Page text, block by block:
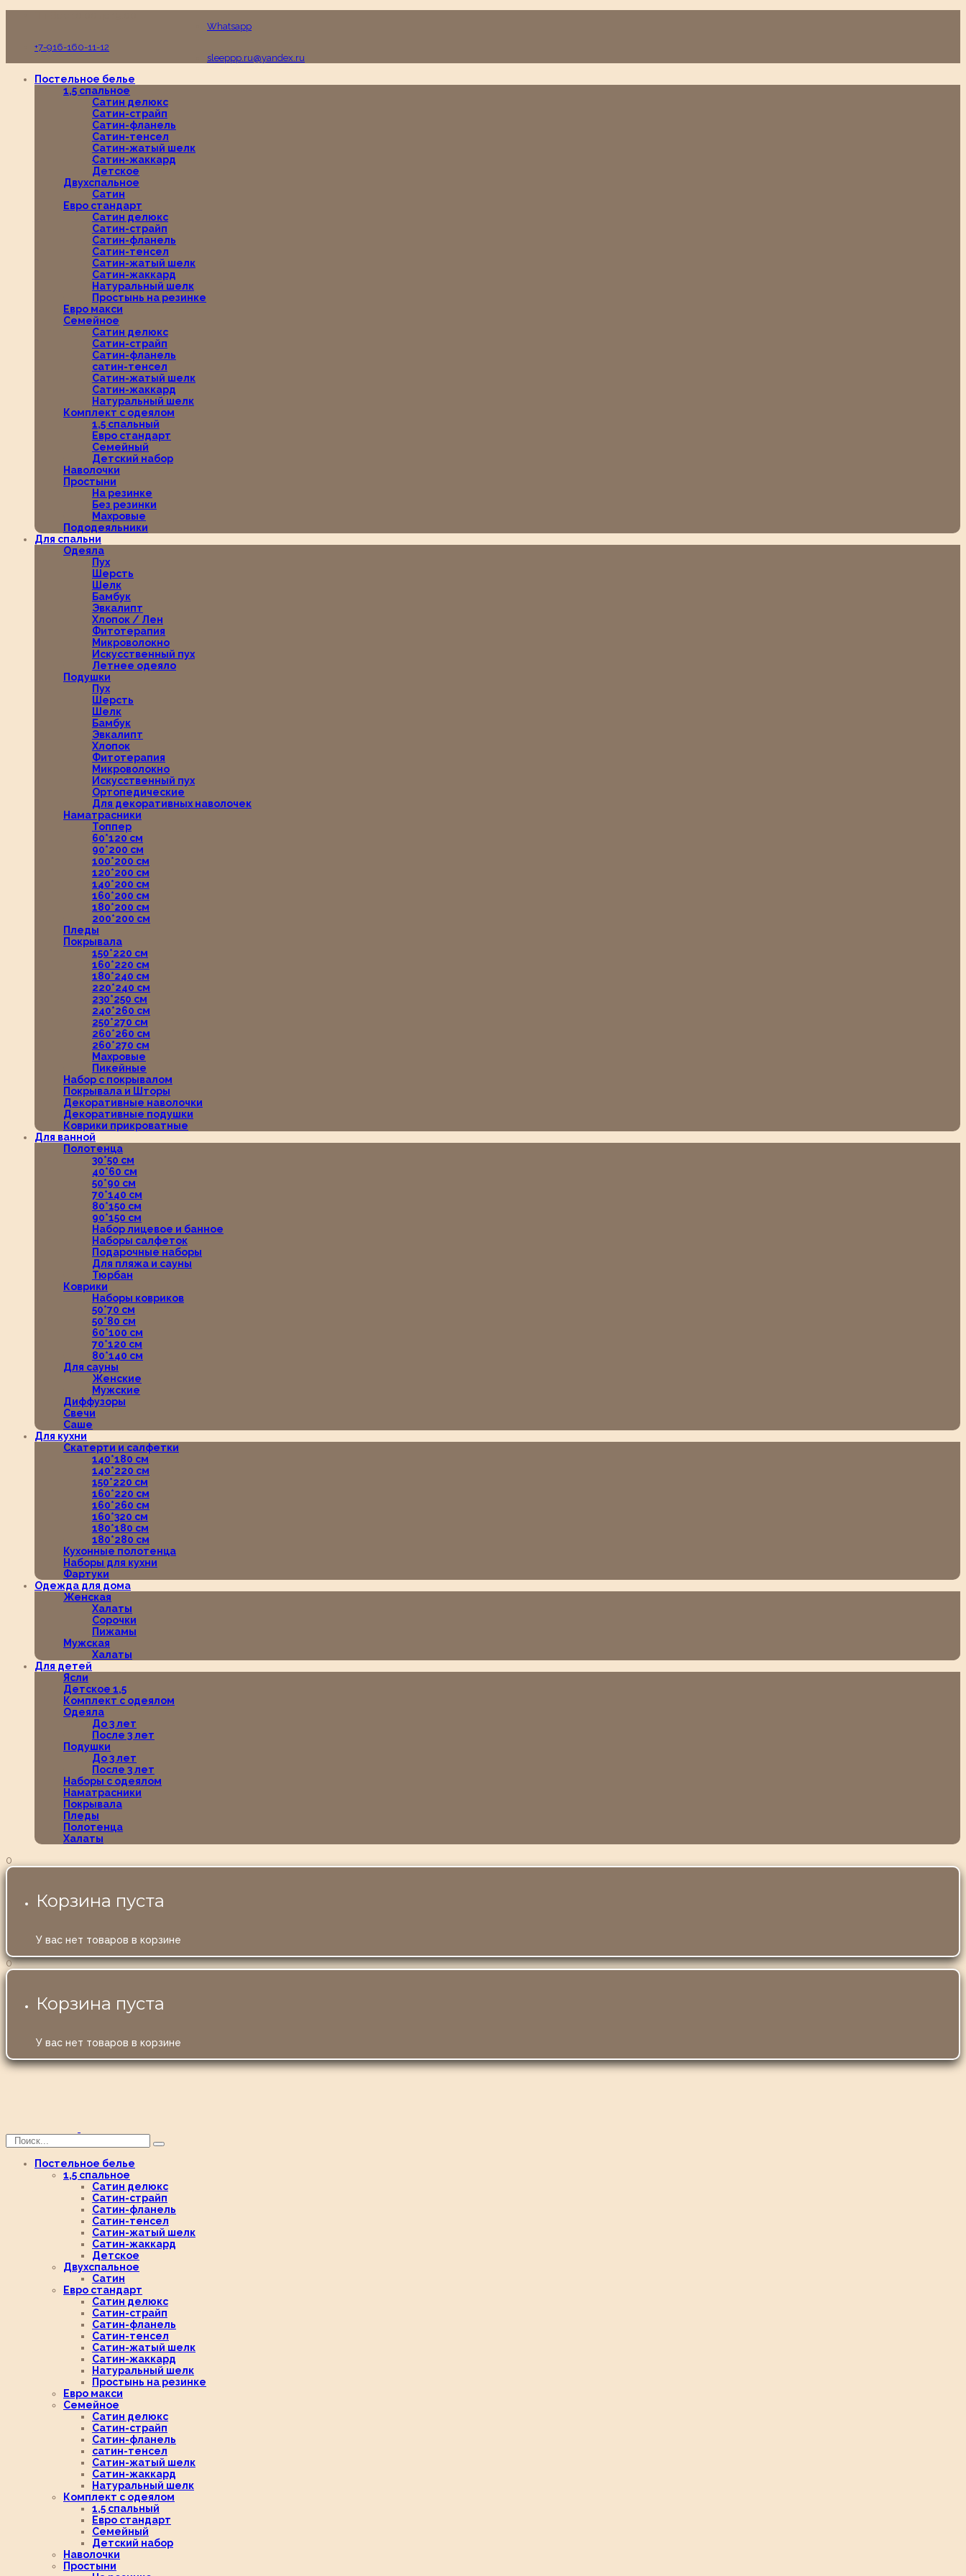
Whatsapp
+7-916-160-11-12
sleeppp.ru@yandex.ru
Постельное белье
1,5 спальное
Сатин делюкс
Сатин-страйп
Сатин-фланель
Сатин-тенсел
Сатин-жатый шелк
Сатин-жаккард
Детское
Двухспальное
Сатин
Евро стандарт
Сатин делюкс
Сатин-страйп
Сатин-фланель
Сатин-тенсел
Сатин-жатый шелк
Сатин-жаккард
Натуральный шелк
Простынь на резинке
Евро макси
Семейное
Сатин делюкс
Сатин-страйп
Сатин-фланель
сатин-тенсел
Сатин-жатый шелк
Сатин-жаккард
Натуральный шелк
Комплект с одеялом
1,5 спальный
Евро стандарт
Семейный
Детский набор
Наволочки
Простыни
На резинке
Без резинки
Махровые
Пододеяльники
Для спальни
Одеяла
Пух
Шерсть
Шелк
Бамбук
Эвкалипт
Хлопок / Лен
Фитотерапия
Микроволокно
Искусственный пух
Летнее одеяло
Подушки
Пух
Шерсть
Шелк
Бамбук
Эвкалипт
Хлопок
Фитотерапия
Микроволокно
Искусственный пух
Ортопедические
Для декоративных наволочек
Наматрасники
Топпер
60*120 см
90*200 см
100*200 см
120*200 см
140*200 см
160*200 см
180*200 см
200*200 см
Пледы
Покрывала
150*220 см
160*220 см
180*240 см
220*240 см
230*250 см
240*260 см
250*270 см
260*260 см
260*270 см
Махровые
Пикейные
Набор с покрывалом
Покрывала и Шторы
Декоративные наволочки
Декоративные подушки
Коврики прикроватные
Для ванной
Полотенца
30*50 см
40*60 см
50*90 см
70*140 см
80*150 см
90*150 см
Набор лицевое и банное
Наборы салфеток
Подарочные наборы
Для пляжа и сауны
Тюрбан
Коврики
Наборы ковриков
50*70 см
50*80 см
60*100 см
70*120 см
80*140 см
Для сауны
Женские
Мужские
Диффузоры
Свечи
Саше
Для кухни
Скатерти и салфетки
140*180 см
140*220 см
150*220 см
160*220 см
160*260 см
160*320 см
180*180 см
180*280 см
Кухонные полотенца
Наборы для кухни
Фартуки
Одежда для дома
Женская
Халаты
Сорочки
Пижамы
Мужская
Халаты
Для детей
Ясли
Детское 1,5
Комплект с одеялом
Одеяла
До 3 лет
После 3 лет
Подушки
До 3 лет
После 3 лет
Наборы с одеялом
Наматрасники
Покрывала
Пледы
Полотенца
Халаты
0
Корзина пуста
У вас нет товаров в корзине
0
Корзина пуста
У вас нет товаров в корзине
Постельное белье
1,5 спальное
Сатин делюкс
Сатин-страйп
Сатин-фланель
Сатин-тенсел
Сатин-жатый шелк
Сатин-жаккард
Детское
Двухспальное
Сатин
Евро стандарт
Сатин делюкс
Сатин-страйп
Сатин-фланель
Сатин-тенсел
Сатин-жатый шелк
Сатин-жаккард
Натуральный шелк
Простынь на резинке
Евро макси
Семейное
Сатин делюкс
Сатин-страйп
Сатин-фланель
сатин-тенсел
Сатин-жатый шелк
Сатин-жаккард
Натуральный шелк
Комплект с одеялом
1,5 спальный
Евро стандарт
Семейный
Детский набор
Наволочки
Простыни